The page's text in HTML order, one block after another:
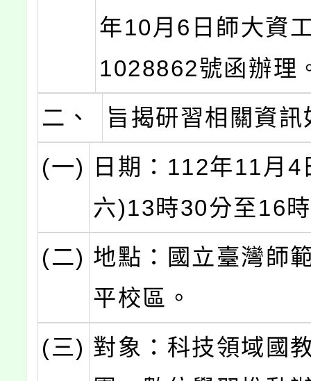
年10月6日師大資
1028862號函辦理
二、
旨揭研習相關資訊
(一)
日期：112年11月4
六)13時30分至16
(二) 地點：國立臺灣師
平校區。
(三) 對象：科技領域國